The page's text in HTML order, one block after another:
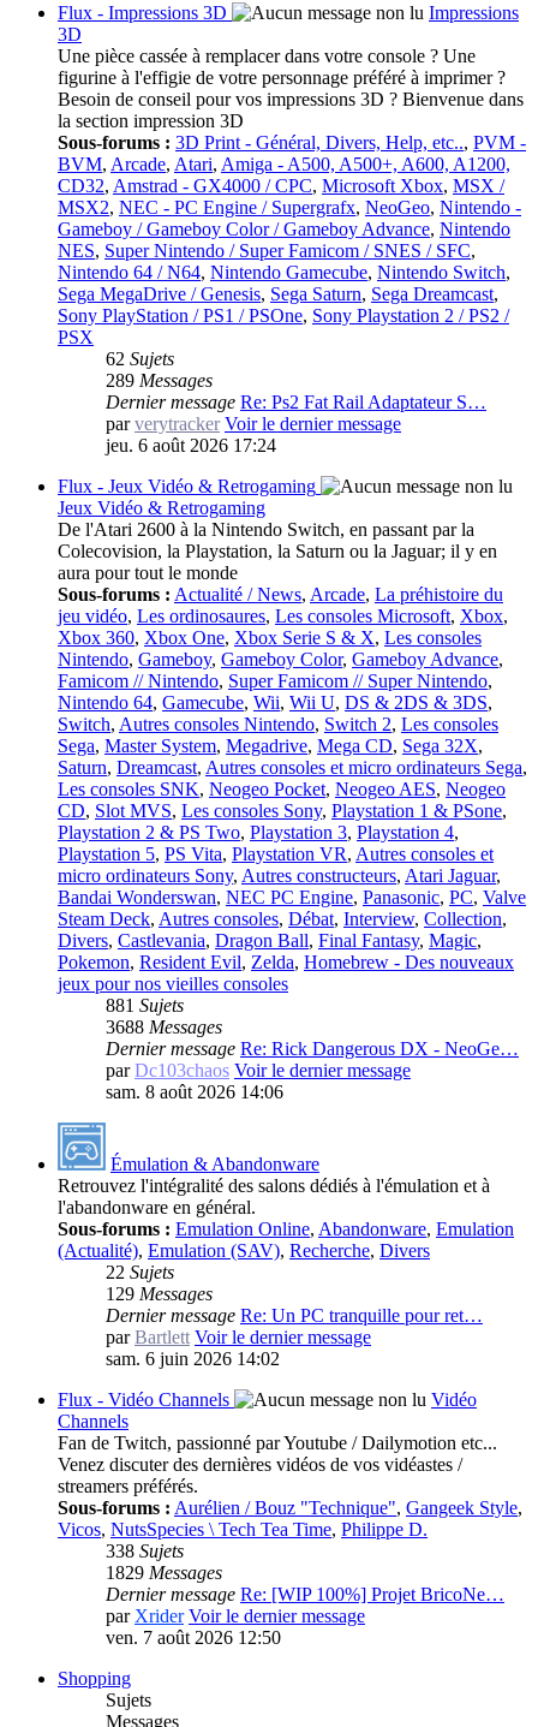
Flux - Impressions 3D
Impressions
3D
Une pièce cassée à remplacer dans votre console ? Une
figurine à l'effigie de votre personnage préféré à imprimer ?
Besoin de conseil pour vos impressions 3D ? Bienvenue dans
la section impression 3D
Sous-forums : 3D Print - Général, Divers, Help, etc.., PVM -
BVM, Arcade, Atari, Amiga - A500, A500+, A600, A1200,
CD32, Amstrad - GX4000 / CPC, Microsoft Xbox, MSX /
MSX2, NEC - PC Engine / Supergrafx, NeoGeo, Nintendo -
Gameboy / Gameboy Color / Gameboy Advance, Nintendo
NES, Super Nintendo / Super Famicom / SNES / SFC,
Nintendo 64 / N64, Nintendo Gamecube, Nintendo Switch,
Sega MegaDrive / Genesis, Sega Saturn, Sega Dreamcast,
Sony PlayStation / PS1 / PSOne, Sony Playstation 2 / PS2 /
PSX
62 Sujets
289 Messages
Dernier message Re: Ps2 Fat Rail Adaptateur S…
parverytracker Voir le dernier message
jeu. 6 août 2026 17:24
Flux - Jeux Vidéo & Retrogaming
Jeux Vidéo & Retrogaming
De l'Atari 2600 à la Nintendo Switch, en passant par la
Colecovision, la Playstation, la Saturn ou la Jaguar; il y en
aura pour tout le monde
Sous-forums : Actualité / News, Arcade, La préhistoire du
jeu vidéo, Les ordinosaures, Les consoles Microsoft, Xbox,
Xbox 360, Xbox One, Xbox Serie S & X, Les consoles
Nintendo, Gameboy, Gameboy Color, Gameboy Advance,
Famicom // Nintendo, Super Famicom // Super Nintendo,
Nintendo 64, Gamecube, Wii, Wii U, DS & 2DS & 3DS,
Switch, Autres consoles Nintendo, Switch 2, Les consoles
Sega, Master System, Megadrive, Mega CD, Sega 32X,
Saturn, Dreamcast, Autres consoles et micro ordinateurs Sega,
Les consoles SNK, Neogeo Pocket, Neogeo AES, Neogeo
CD, Slot MVS, Les consoles Sony, Playstation 1 & PSone,
Playstation 2 & PS Two, Playstation 3, Playstation 4,
Playstation 5, PS Vita, Playstation VR, Autres consoles et
micro ordinateurs Sony, Autres constructeurs, Atari Jaguar,
Bandai Wonderswan, NEC PC Engine, Panasonic, PC, Valve
Steam Deck, Autres consoles, Débat, Interview, Collection,
Divers, Castlevania, Dragon Ball, Final Fantasy, Magic,
Pokemon, Resident Evil, Zelda, Homebrew - Des nouveaux
jeux pour nos vieilles consoles
881 Sujets
3688 Messages
Dernier message Re: Rick Dangerous DX - NeoGe…
parDc103chaos Voir le dernier message
sam. 8 août 2026 14:06
Émulation & Abandonware
Retrouvez l'intégralité des salons dédiés à l'émulation et à
l'abandonware en général.
Sous-forums : Emulation Online, Abandonware, Emulation
(Actualité), Emulation (SAV), Recherche, Divers
22 Sujets
129 Messages
Dernier message Re: Un PC tranquille pour ret…
parBartlett Voir le dernier message
sam. 6 juin 2026 14:02
Flux - Vidéo Channels
Vidéo
Channels
Fan de Twitch, passionné par Youtube / Dailymotion etc...
Venez discuter des dernières vidéos de vos vidéastes /
streamers préférés.
Sous-forums : Aurélien / Bouz "Technique", Gangeek Style,
Vicos, NutsSpecies \ Tech Tea Time, Philippe D.
338 Sujets
1829 Messages
Dernier message Re: [WIP 100%] Projet BricoNe…
par Xrider Voir le dernier message
ven. 7 août 2026 12:50
Shopping
Sujets
Messages